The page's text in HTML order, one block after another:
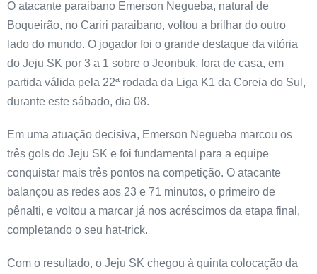
O atacante paraibano Emerson Negueba, natural de
Boqueirão, no Cariri paraibano, voltou a brilhar do outro
lado do mundo. O jogador foi o grande destaque da vitória
do Jeju SK por 3 a 1 sobre o Jeonbuk, fora de casa, em
partida válida pela 22ª rodada da Liga K1 da Coreia do Sul,
durante este sábado, dia 08.
Em uma atuação decisiva, Emerson Negueba marcou os
três gols do Jeju SK e foi fundamental para a equipe
conquistar mais três pontos na competição. O atacante
balançou as redes aos 23 e 71 minutos, o primeiro de
pênalti, e voltou a marcar já nos acréscimos da etapa final,
completando o seu hat-trick.
Com o resultado, o Jeju SK chegou à quinta colocação da